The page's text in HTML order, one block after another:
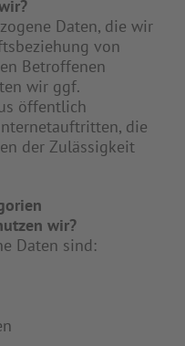
Daten, die wir
von
Betroffenen
wir ggf.
öffentlich
die
der Zulässigkeit
wir?
Daten sind: